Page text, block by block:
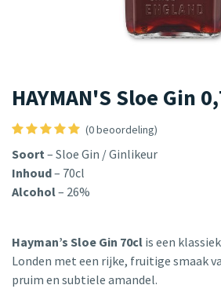
HAYMAN'S Sloe Gin
(0 beoordeling)
Soort– Sloe Gin / Ginlikeur
Inhoud– 70cl
Alcohol– 26%
Hayman’s Sloe Gin 70cl is een
Londen met een rijke, fruitige smaak
pruim en subtiele amandel.